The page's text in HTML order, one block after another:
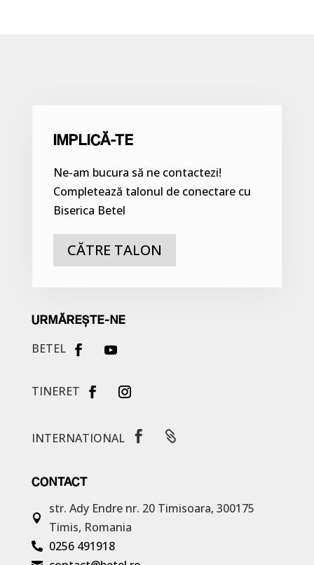
IMPLICĂ-TE
Ne-am bucura să ne contactezi!
Completează talonul de conectare cu
Biserica Betel
CĂTRE TALON
URMĂREȘTE-NE
BETEL
TINERET
INTERNATIONAL  
CONTACT

str. Ady Endre nr. 20 Timisoara, 300175
Timis, Romania
 0256 491918